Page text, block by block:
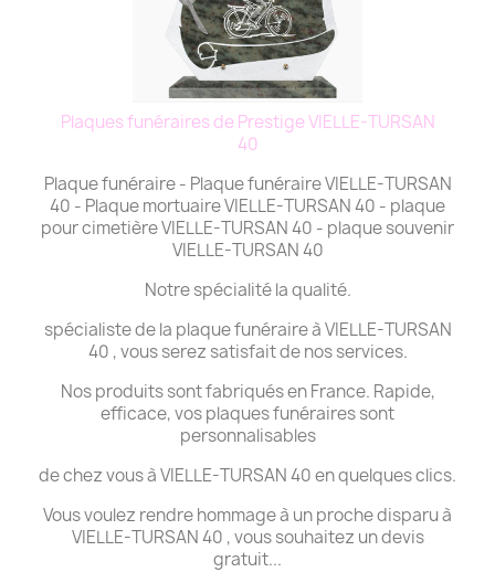
Plaques funéraires de Prestige VIELLE-TURSAN
40
Plaque funéraire - Plaque funéraire VIELLE-TURSAN
40 - Plaque mortuaire VIELLE-TURSAN 40 - plaque
pour cimetière VIELLE-TURSAN 40 - plaque souvenir
VIELLE-TURSAN 40
Notre spécialité la qualité.
spécialiste de la plaque funéraire à VIELLE-TURSAN
40 , vous serez satisfait de nos services.
Nos produits sont fabriqués en France. Rapide,
efficace, vos plaques funéraires sont
personnalisables
de chez vous à VIELLE-TURSAN 40 en quelques clics.
Vous voulez rendre hommage à un proche disparu à
VIELLE-TURSAN 40 , vous souhaitez un devis
gratuit...